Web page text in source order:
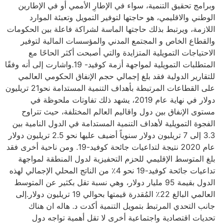
وبرامج تحقيق التنمية، سواء في الإطارِ الأممي أو في الإطارين
الوطني والاقليمي، هو حاجتها لتوفير التمويل وتعبئة الموارد
اللازمة، ويرتبط بذلك حاجتها الماسة لشراكة فاعلة بين الحكومات
والقطاع الخاص و المجتمع المدني والمؤسسات المالية لتوفير
الاحتياجات التمويلية المتزايدة والتي أصبحت أكثر الحاحًا مع
المتطلبات التمويلية لمواجهة أزمة كوفيد- 19.واشارت إلى أنه وفقًا
للتقارير الدولية فقد بلغ إجمالي حجم الإنفاق الحكومي العالمي
على القطاعات المرتبطة بأهداف التنمية المستدامة نحو21 تريليون
دولار في نهاية عام 2019، يشهد ذلك تفاوتات ملحوظة في
مستوى الإنفاق بين دول واقاليم العالم المختلفة، حيث تتراوح
الفجوة التمويلية لأهداف التنمية المستدامة في الدول النامية بين
3.3 إلى 7 تريليون دولار سنوياً أضيف عليها نحو 2.5 تريليون دولار
عام 2020 نتيجة لتداعيات جائحة كوفيد-19. ومن ناحية أخرى فقد
بلغ المتوسط الإقليمي للحزم التحفيزية لدول المنطقة لمواجهة
تداعيات جائحة كوفيد-19 نحو 4٪ من الناتج المحلي الإجمالي لهذه
الدول بقيمة 95 مليار دولار، وهي نسبة تقل بكثير عن المتوسط
العالمي البالغ 22٪ المُقدرة قيمتها بحوالي 19 تريليون دولار.إلى
جانب التحدي المرتبط بتمويل التنمية أكدت د. هاله ان هناك
تحديات اقتصادية واجتماعية أخرى لا تقل أهمية تواجه دول